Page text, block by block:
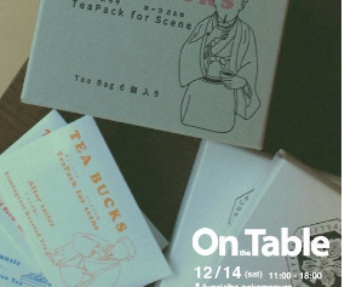
#MUSIC #MOVIE
#SNEAKER #OUTDOOR
HANDBOOK